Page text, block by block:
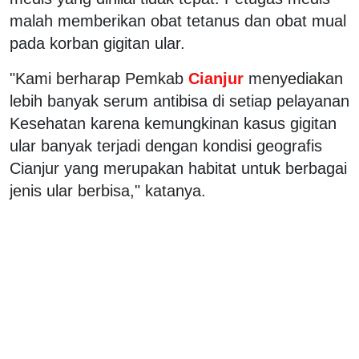
malah memberikan obat tetanus dan obat mual
pada korban gigitan ular.
"Kami berharap Pemkab Cianjur menyediakan
lebih banyak serum antibisa di setiap pelayanan
Kesehatan karena kemungkinan kasus gigitan
ular banyak terjadi dengan kondisi geografis
Cianjur yang merupakan habitat untuk berbagai
jenis ular berbisa," katanya.